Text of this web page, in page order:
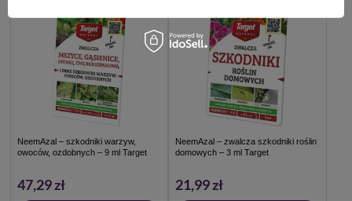
NeemAzal – szkodniki warzyw,
owoców, ozdobnych – 9 ml Target
47,29 zł
NeemAzal – zwalcza szkodniki roślin
domowych – 3 ml Target
21,99 zł